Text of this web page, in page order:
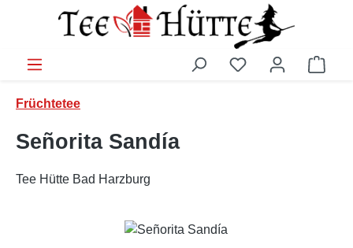
Zum Hauptinhalt springen
Früchtetee
Señorita Sandía
Tee Hütte Bad Harzburg
Bildergalerie überspringen